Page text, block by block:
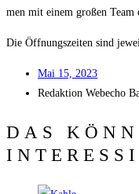
men mit einem gro­ßen Team
Die Öff­nungs­zei­ten sind
Mai 15, 2023
Redak­ti­on Web­echo
DAS